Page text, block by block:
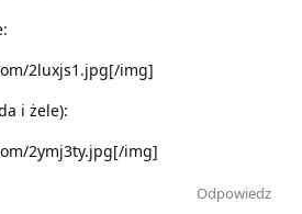
2luxjs1.jpg[/img]
i żele):
2ymj3ty.jpg[/img]
Odpowiedz